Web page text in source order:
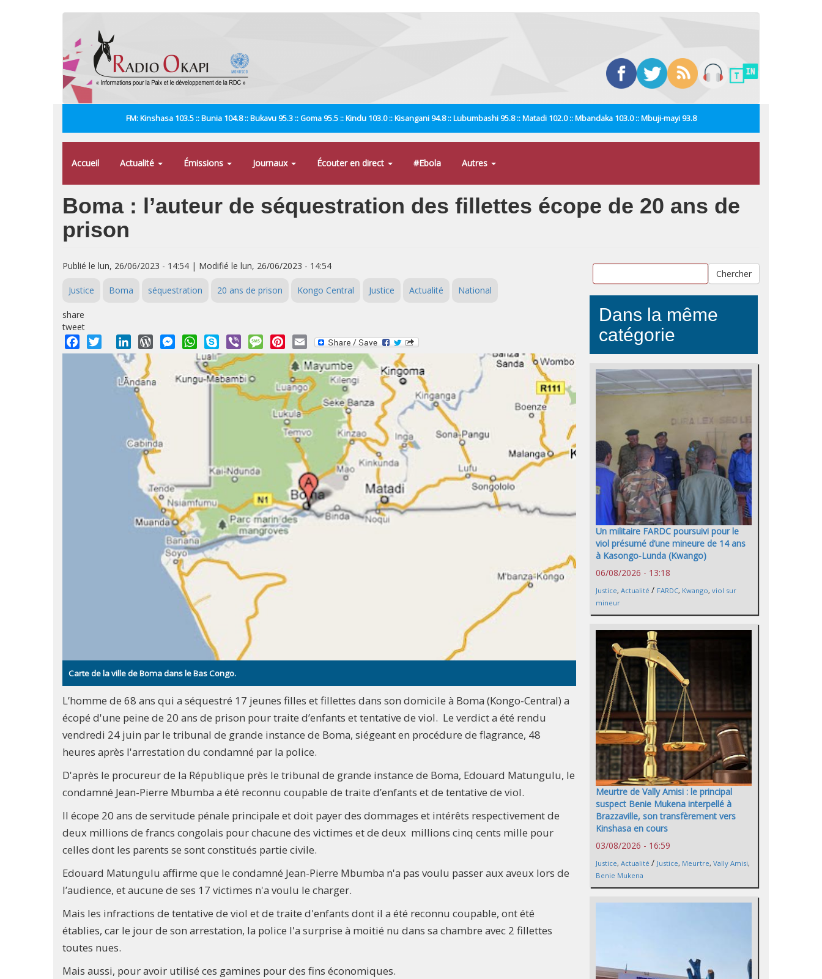
FM: Kinshasa 103.5 :: Bunia 104.8 :: Bukavu 95.3 :: Goma 95.5 :: Kindu 103.0 :: Kisangani 94.8 :: Lubumbashi 95.8 :: Matadi 102.0 :: Mbandaka 103.0 :: Mbuji-mayi 93.8
Accueil Actualité Émissions Journaux Écouter en direct #Ebola Autres
Boma : l’auteur de séquestration des fillettes écope de 20 ans de
prison
Publié le lun, 26/06/2023 - 14:54 | Modifié le lun, 26/06/2023 - 14:54
Justice Boma séquestration 20 ans de prison Kongo Central Justice Actualité National
share
tweet
Facebook
Twitter LinkedInWordPressMessengerWhatsApp
Skype Viber MessagePinterest
Email
Carte de la ville de Boma dans le Bas Congo.
L’homme de 68 ans qui a séquestré 17 jeunes filles et fillettes dans son domicile à Boma (Kongo-Central) a
écopé d'une peine de 20 ans de prison pour traite d’enfants et tentative de viol. Le verdict a été rendu
vendredi 24 juin par le tribunal de grande instance de Boma, siégeant en procédure de flagrance, 48
heures après l'arrestation du condamné par la police.
D'après le procureur de la République près le tribunal de grande instance de Boma, Edouard Matungulu, le
condamné Jean-Pierre Mbumba a été reconnu coupable de traite d’enfants et de tentative de viol.
Il écope 20 ans de servitude pénale principale et doit payer des dommages et intérêts respectivement de
deux millions de francs congolais pour chacune des victimes et de deux millions cinq cents mille pour
celles dont les parents se sont constitués partie civile.
Edouard Matungulu affirme que le condamné Jean-Pierre Mbumba n'a pas voulu passer aux aveux lors de
l’audience, et aucune de ses 17 victimes n'a voulu le charger.
Mais les infractions de tentative de viol et de traite d'enfants dont il a été reconnu coupable, ont été
établies, car le jour de son arrestation, la police l'a surprise à moitié nu dans sa chambre avec 2 fillettes
toutes nues.
Mais aussi, pour avoir utilisé ces gamines pour des fins économiques.
Chercher
Dans la même
catégorie
Un militaire FARDC poursuivi pour le
viol présumé d’une mineure de 14 ans
à Kasongo-Lunda (Kwango)
06/08/2026 - 13:18
Justice, Actualité / FARDC, Kwango, viol sur
mineur
Meurtre de Vally Amisi : le principal
suspect Benie Mukena interpellé à
Brazzaville, son transfèrement vers
Kinshasa en cours
03/08/2026 - 16:59
Justice, Actualité / Justice, Meurtre, Vally Amisi,
Benie Mukena